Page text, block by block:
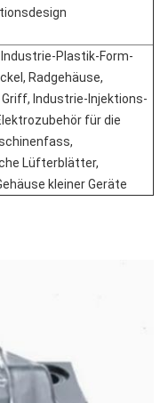
Plastik-Form-
Radgehäuse,
Industrie-Injektions-
für die
Lüfterblätter,
kleiner Geräte